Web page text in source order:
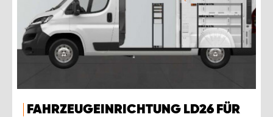
FAHRZEUGEINRICHTUNG LD26 FÜR